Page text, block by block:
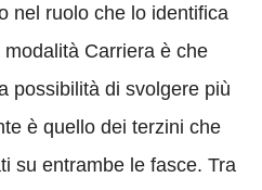
nel ruolo che lo identifica
Carriera è che
possibilità di svolgere più
è quello dei terzini che
su entrambe le fasce. Tra